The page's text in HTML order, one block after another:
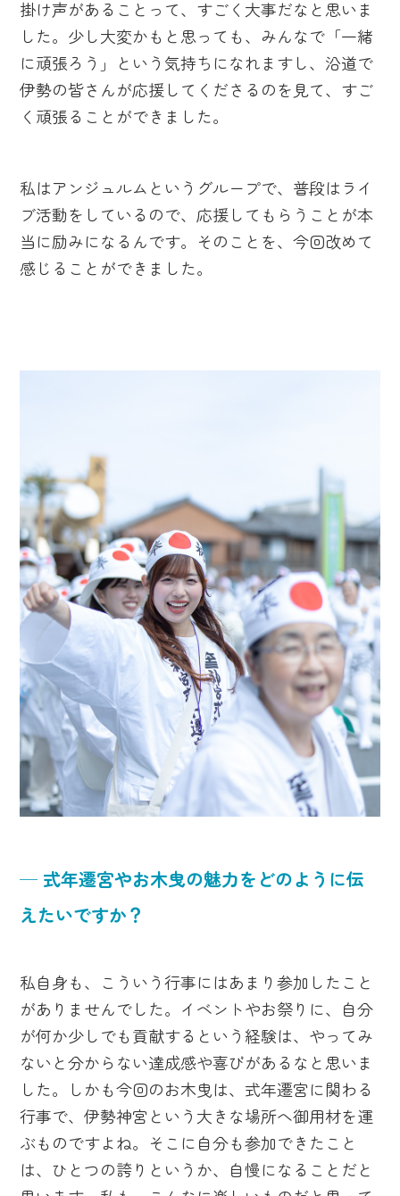
掛け声があることって、すごく大事だなと思いま
した。少し大変かもと思っても、みんなで「一緒
に頑張ろう」という気持ちになれますし、沿道で
伊勢の皆さんが応援してくださるのを見て、すご
く頑張ることができました。
私はアンジュルムというグループで、普段はライ
ブ活動をしているので、応援してもらうことが本
当に励みになるんです。そのことを、今回改めて
感じることができました。
─ 式年遷宮やお木曳の魅力をどのように伝
えたいですか？
私自身も、こういう行事にはあまり参加したこと
がありませんでした。イベントやお祭りに、自分
が何か少しでも貢献するという経験は、やってみ
ないと分からない達成感や喜びがあるなと思いま
した。しかも今回のお木曳は、式年遷宮に関わる
行事で、伊勢神宮という大きな場所へ御用材を運
ぶものですよね。そこに自分も参加できたこと
は、ひとつの誇りというか、自慢になることだと